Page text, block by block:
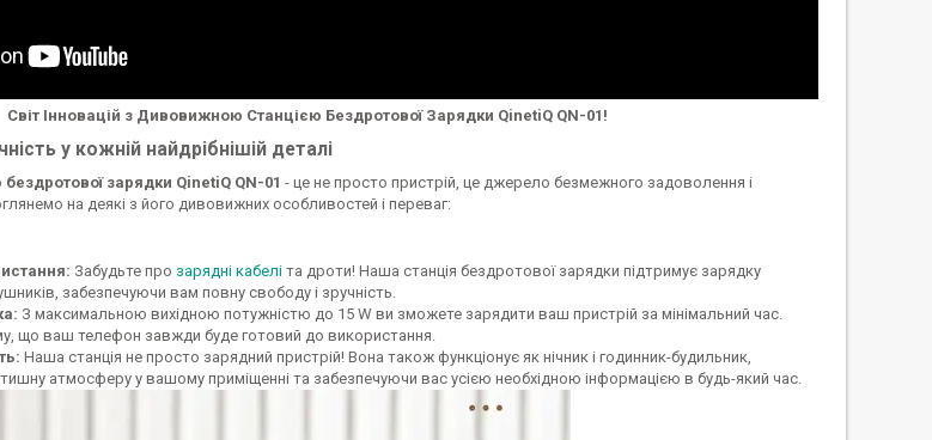
Світ Інновацій з Дивовижною Станцією Бездротової Зарядки QinetiQ QN-01!
у кожній найдрібнішій деталі
бездротової зарядки QinetiQ QN-01 - це не просто пристрій, це джерело безмежного задоволення і
на деякі з його дивовижних особливостей і переваг:
Забудьте про зарядні кабелі та дроти! Наша станція бездротової зарядки підтримує зарядку
забезпечуючи вам повну свободу і зручність.
З максимальною вихідною потужністю до 15 W ви зможете зарядити ваш пристрій за мінімальний час.
що ваш телефон завжди буде готовий до використання.
Наша станція не просто зарядний пристрій! Вона також функціонує як нічник і годинник-будильник,
атмосферу у вашому приміщенні та забезпечуючи вас усією необхідною інформацією в будь-який час.